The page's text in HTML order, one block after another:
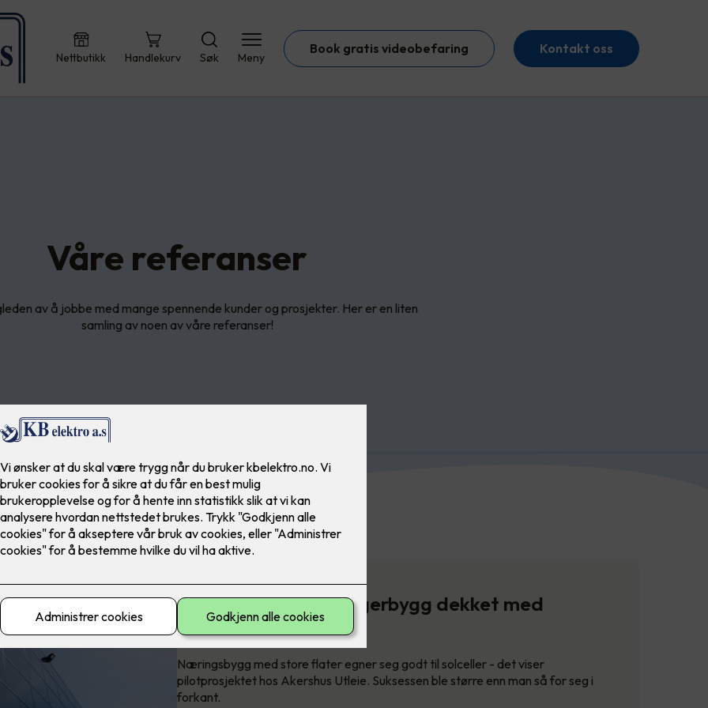
Nettbutikk Handlekurv Søk Meny
Book gratis videobefaring Kontakt oss
Våre referanser
av å jobbe med mange spennende kunder og prosjekter. Her er en liten
samling av noen av våre referanser!
Suksessprosjekt - Lagerbygg dekket med
solceller
Næringsbygg med store flater egner seg godt til solceller - det viser
pilotprosjektet hos Akershus Utleie. Suksessen ble større enn man så for seg i
forkant.